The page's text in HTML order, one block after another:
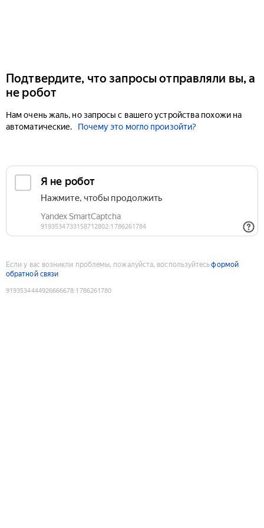
Подтвердите, что запросы отправляли вы, а
не робот
Нам очень жаль, но запросы с вашего устройства похожи на
автоматические.
Почему это могло произойти?
Если у вас возникли проблемы, пожалуйста, воспользуйтесьформой
обратной связи
9193534444926666678:1786261780